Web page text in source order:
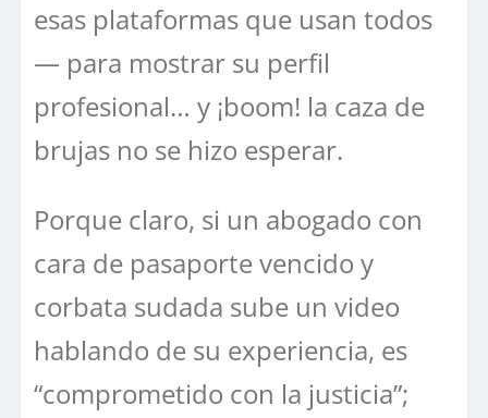
esas plataformas que usan todos
— para mostrar su perfil
profesional… y ¡boom! la caza de
brujas no se hizo esperar.
Porque claro, si un abogado con
cara de pasaporte vencido y
corbata sudada sube un video
hablando de su experiencia, es
“comprometido con la justicia”;